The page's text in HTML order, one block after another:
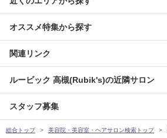
オススメ特集から探す
関連リンク
ルービック 高槻(Rubik's)の近隣サロン
スタッフ募集
総合トップ 美容院・美容室・ヘアサロン検索トップ